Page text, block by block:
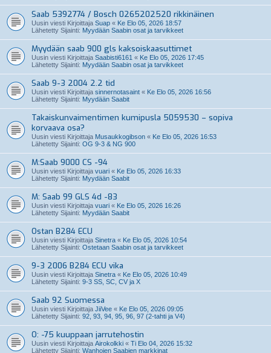
Saab 5392774 / Bosch 0265202520 rikkinäinen
Uusin viesti Kirjoittaja Suap « Ke Elo 05, 2026 18:57
Lähetetty Sijainti: Myydään Saabin osat ja tarvikkeet
Myydään saab 900 gls kaksoiskaasuttimet
Uusin viesti Kirjoittaja Saabisti6161 « Ke Elo 05, 2026 17:45
Lähetetty Sijainti: Myydään Saabin osat ja tarvikkeet
Saab 9-3 2004 2.2 tid
Uusin viesti Kirjoittaja sinnernotasaint « Ke Elo 05, 2026 16:56
Lähetetty Sijainti: Myydään Saabit
Takaiskunvaimentimen kumipusla 5059530 – sopiva
korvaava osa?
Uusin viesti Kirjoittaja Musaukkogibson « Ke Elo 05, 2026 16:53
Lähetetty Sijainti: OG 9-3 & NG 900
M:Saab 9000 CS -94
Uusin viesti Kirjoittaja vuari « Ke Elo 05, 2026 16:33
Lähetetty Sijainti: Myydään Saabit
M: Saab 99 GLS 4d -83
Uusin viesti Kirjoittaja vuari « Ke Elo 05, 2026 16:26
Lähetetty Sijainti: Myydään Saabit
Ostan B284 ECU
Uusin viesti Kirjoittaja Sinetra « Ke Elo 05, 2026 10:54
Lähetetty Sijainti: Ostetaan Saabin osat ja tarvikkeet
9-3 2006 B284 ECU vika
Uusin viesti Kirjoittaja Sinetra « Ke Elo 05, 2026 10:49
Lähetetty Sijainti: 9-3 SS, SC, CV ja X
Saab 92 Suomessa
Uusin viesti Kirjoittaja JiiVee « Ke Elo 05, 2026 09:05
Lähetetty Sijainti: 92, 93, 94, 95, 96, 97 (2-tahti ja V4)
O: -75 kuuppaan jarrutehostin
Uusin viesti Kirjoittaja Airokolkki « Ti Elo 04, 2026 15:32
Lähetetty Sijainti: Wanhojen Saabien markkinat